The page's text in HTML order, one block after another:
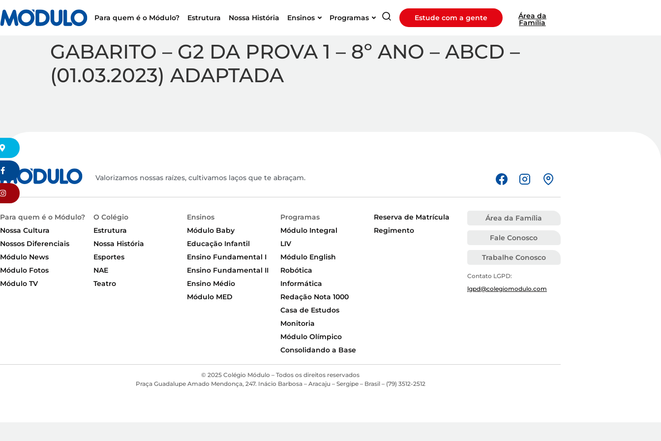
Para quem é o Módulo? Estrutura Nossa História Ensinos Programas Estude com a gente Área da
Família
GABARITO – G2 DA PROVA 1 – 8º ANO – ABCD –
(01.03.2023) ADAPTADA
Valorizamos nossas raízes, cultivamos laços que te abraçam.
Para quem é o Módulo?
Nossa Cultura
Nossos Diferenciais
Módulo News
Módulo Fotos
Módulo TV
O Colégio
Estrutura
Nossa História
Esportes
NAE
Teatro
Ensinos
Módulo Baby
Educação Infantil
Ensino Fundamental I
Ensino Fundamental II
Ensino Médio
Módulo MED
Programas
Módulo Integral
LIV
Módulo English
Robótica
Informática
Redação Nota 1000
Casa de Estudos
Monitoria
Módulo Olímpico
Consolidando a Base
Reserva de Matrícula
Regimento
Área da Família
Fale Conosco
Trabalhe Conosco
Contato LGPD:
lgpd@colegiomodulo.com
© 2025 Colégio Módulo – Todos os direitos reservados
Praça Guadalupe Amado Mendonça, 247. Inácio Barbosa – Aracaju – Sergipe – Brasil – (79) 3512-2512